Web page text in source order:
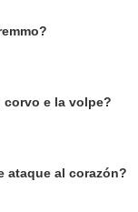
corvo e la volpe?
ataque al corazón?